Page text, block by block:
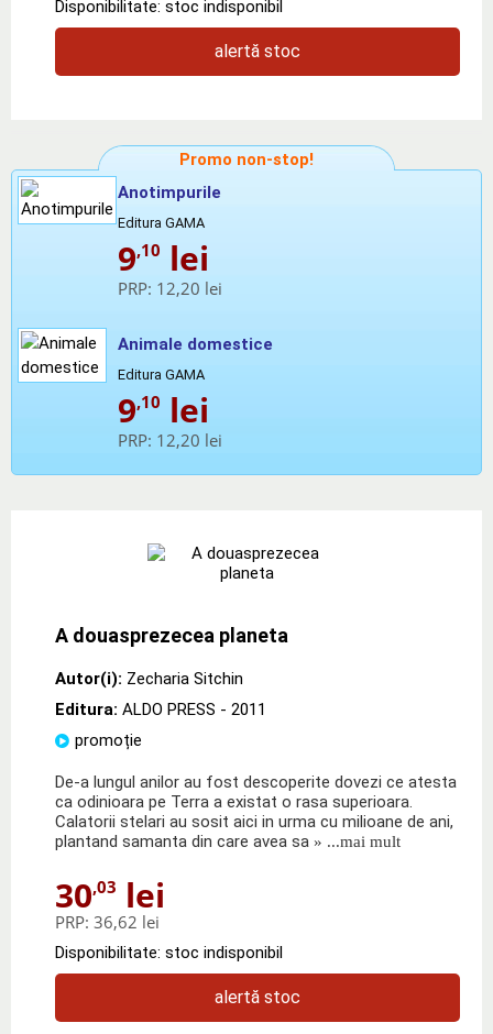
Disponibilitate: stoc indisponibil
alertă stoc
Promo non-stop!
Anotimpurile
Editura GAMA
9,10 lei
PRP: 12,20 lei
Animale domestice
Editura GAMA
9,10 lei
PRP: 12,20 lei
A douasprezecea planeta
Autor(i): Zecharia Sitchin
Editura: ALDO PRESS - 2011
promoție
De-a lungul anilor au fost descoperite dovezi ce atesta
ca odinioara pe Terra a existat o rasa superioara.
Calatorii stelari au sosit aici in urma cu milioane de ani,
plantand samanta din care avea sa » ...mai mult
30,03 lei
PRP: 36,62 lei
Disponibilitate: stoc indisponibil
alertă stoc